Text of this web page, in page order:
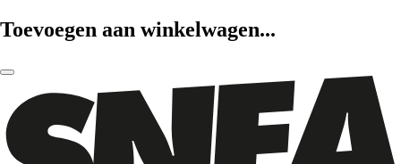
Toevoegen aan winkelwagen...